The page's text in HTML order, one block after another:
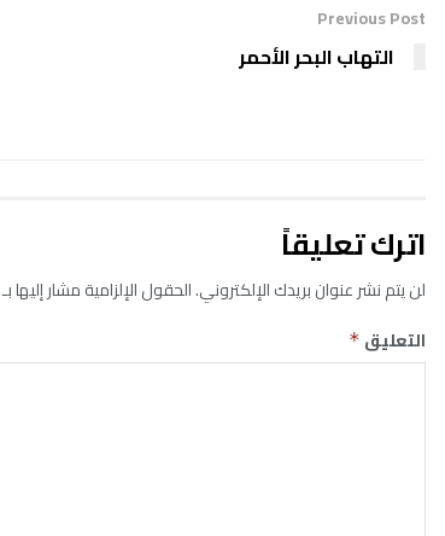
Previous Post
التهاب البحر الأحمر
اترك تعليقاً
لن يتم نشر عنوان بريدك الإلكتروني.الحقول الإلزامية مشار إليها بـ
التعليق *